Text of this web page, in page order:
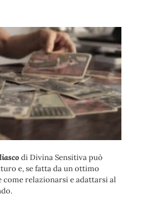
di Divina Sensitiva può
e, se fatta da un ottimo
relazionarsi e adattarsi al